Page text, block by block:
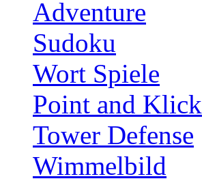
Adventure
Sudoku
Wort Spiele
Point and Klick
Tower Defense
Wimmelbild